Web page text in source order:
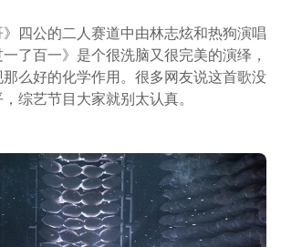
》四公的二人赛道中由林志炫和热狗演唱
了百一》是个很洗脑又很完美的演绎，
么好的化学作用。很多网友说这首歌没
综艺节目大家就别太认真。